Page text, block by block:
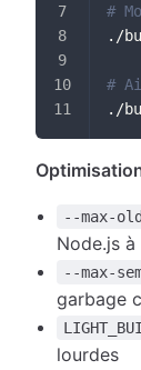
#
./
#
./
--max-
Node.js à
--max-
garbage
lourdes